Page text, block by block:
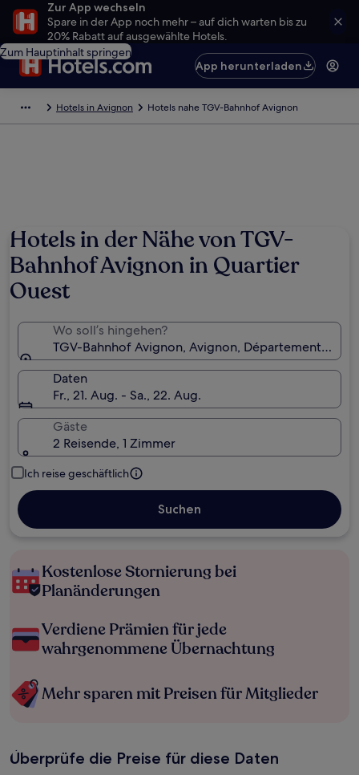
Zur App wechseln
Spare in der App noch mehr – auf dich warten bis zu
20% Rabatt auf ausgewählte Hotels.
Zum Hauptinhalt springen
App herunterladen
Hotels in Avignon Hotels nahe TGV-Bahnhof Avignon
Hotels in der Nähe von TGV-
Bahnhof Avignon in Quartier
Ouest
Wo soll’s hingehen?
TGV-Bahnhof Avignon, Avignon, Département
Daten
Fr., 21. Aug. - Sa., 22. Aug.
Gäste
2 Reisende, 1 Zimmer
Ich reise geschäftlich
Suchen
Kostenlose Stornierung bei
Planänderungen
Verdiene Prämien für jede
wahrgenommene Übernachtung
Mehr sparen mit Preisen für Mitglieder
Überprüfe die Preise für diese Daten